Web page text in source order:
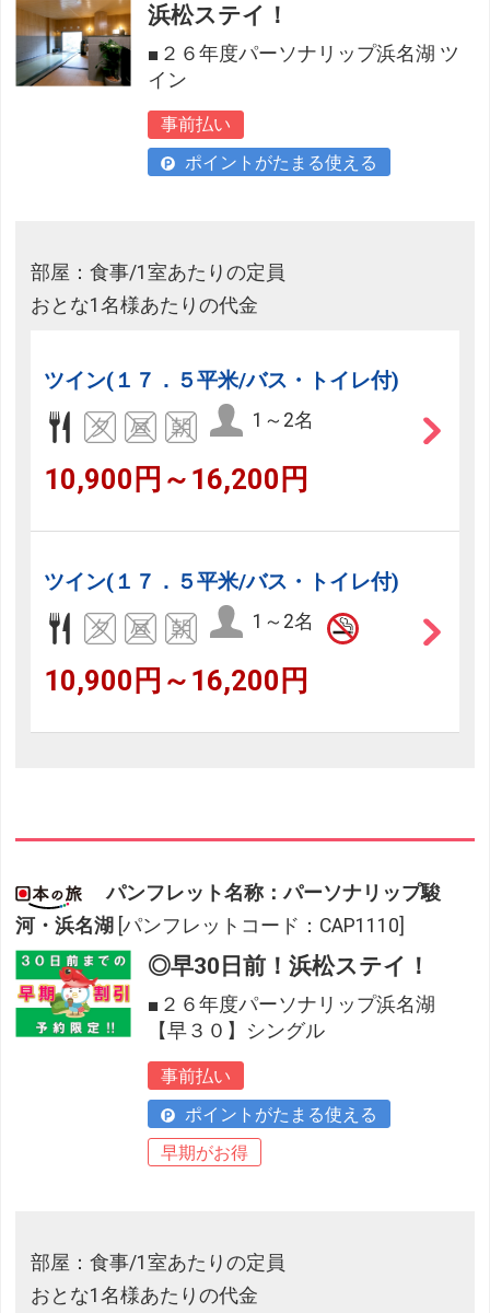
浜松ステイ！
■２６年度パーソナリップ浜名湖 ツ
イン
事前払い
ポイントがたまる使える
部屋：食事/1室あたりの定員
おとな1名様あたりの代金
ツイン(１７．５平米/バス・トイレ付)
1～2名
10,900円～16,200円
ツイン(１７．５平米/バス・トイレ付)
1～2名
10,900円～16,200円
パンフレット名称：パーソナリップ駿
河・浜名湖 [パンフレットコード：CAP1110]
◎早30日前！浜松ステイ！
■２６年度パーソナリップ浜名湖
【早３０】シングル
事前払い
ポイントがたまる使える
早期がお得
部屋：食事/1室あたりの定員
おとな1名様あたりの代金